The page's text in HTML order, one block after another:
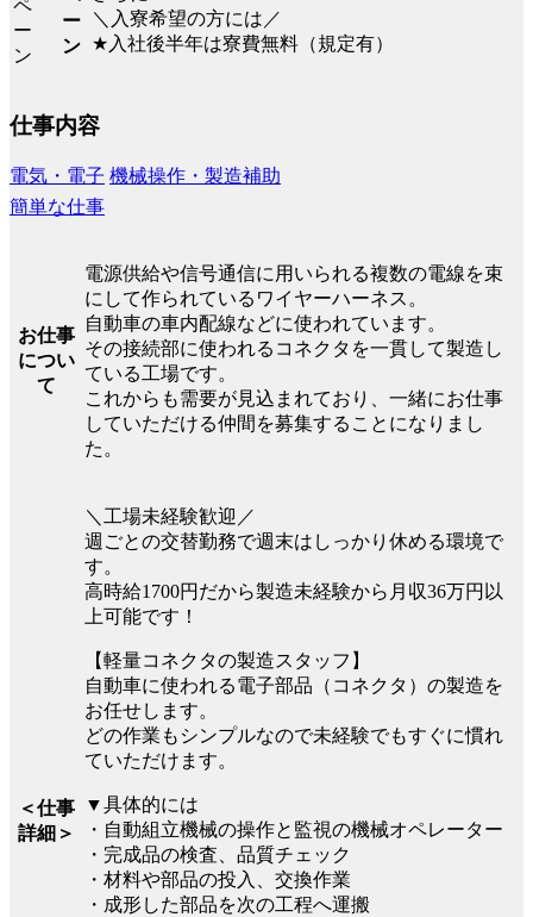
ー
ン
＼入寮希望の方には／
★入社後半年は寮費無料（規定有）
仕事内容
電気・電子 機械操作・製造補助
簡単な仕事
お仕事
につい
て
電源供給や信号通信に用いられる複数の電線を束
にして作られているワイヤーハーネス。
自動車の車内配線などに使われています。
その接続部に使われるコネクタを一貫して製造し
ている工場です。
これからも需要が見込まれており、一緒にお仕事
していただける仲間を募集することになりまし
た。
＜仕事
詳細＞
＼工場未経験歓迎／
週ごとの交替勤務で週末はしっかり休める環境で
す。
高時給1700円だから製造未経験から月収36万円以
上可能です！
【軽量コネクタの製造スタッフ】
自動車に使われる電子部品（コネクタ）の製造を
お任せします。
どの作業もシンプルなので未経験でもすぐに慣れ
ていただけます。
▼具体的には
・自動組立機械の操作と監視の機械オペレーター
・完成品の検査、品質チェック
・材料や部品の投入、交換作業
・成形した部品を次の工程へ運搬